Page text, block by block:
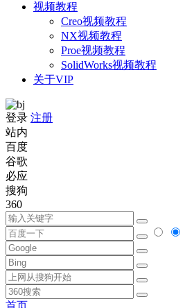
视频教程
Creo视频教程
NX视频教程
Proe视频教程
SolidWorks视频教程
关于VIP
登录 注册
站内
百度
谷歌
必应
搜狗
360
首页